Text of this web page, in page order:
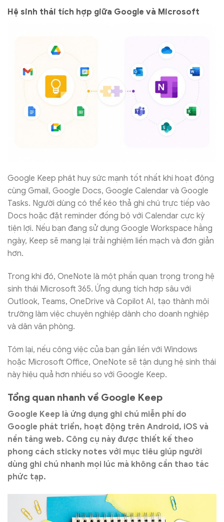
Hệ sinh thái tích hợp giữa Google và Microsoft
Google Keep phát huy sức mạnh tốt nhất khi hoạt động
cùng Gmail, Google Docs, Google Calendar và Google
Tasks. Người dùng có thể kéo thả ghi chú trực tiếp vào
Docs hoặc đặt reminder đồng bộ với Calendar cực kỳ
tiện lợi. Nếu bạn đang sử dụng Google Workspace hằng
ngày, Keep sẽ mang lại trải nghiệm liền mạch và đơn giản
hơn.
Trong khi đó, OneNote là một phần quan trọng trong hệ
sinh thái Microsoft 365. Ứng dụng tích hợp sâu với
Outlook, Teams, OneDrive và Copilot AI, tạo thành môi
trường làm việc chuyên nghiệp dành cho doanh nghiệp
và dân văn phòng.
Tóm lại, nếu công việc của bạn gắn liền với Windows
hoặc Microsoft Office, OneNote sẽ tận dụng hệ sinh thái
này hiệu quả hơn nhiều so với Google Keep.
Tổng quan nhanh về Google Keep
Google Keep là ứng dụng ghi chú miễn phí do
Google phát triển, hoạt động trên Android, iOS và
nền tảng web. Công cụ này được thiết kế theo
phong cách sticky notes với mục tiêu giúp người
dùng ghi chú nhanh mọi lúc mà không cần thao tác
phức tạp.